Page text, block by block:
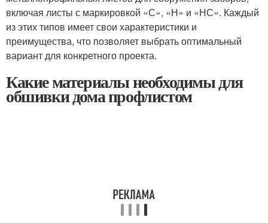
включая листы с маркировкой «С», «Н» и «НС». Каждый
из этих типов имеет свои характеристики и
преимущества, что позволяет выбрать оптимальный
вариант для конкретного проекта.
Какие материалы необходимы для
обшивки дома профлистом